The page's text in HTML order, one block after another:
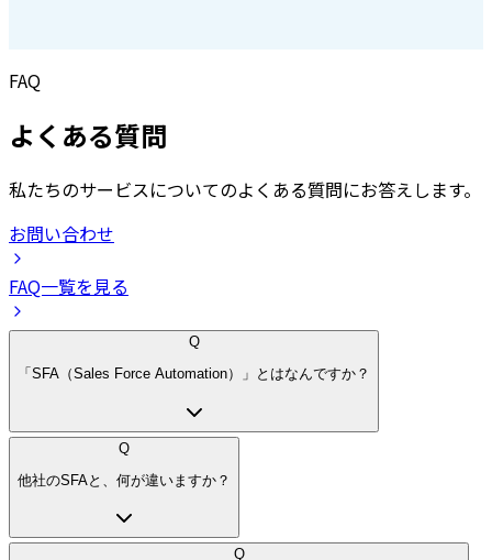
FAQ
よくある質問
私たちのサービスについてのよくある質問にお答えします。
お問い合わせ
FAQ一覧を見る
Q
「SFA（Sales Force Automation）」とはなんですか？
Q
他社のSFAと、何が違いますか？
Q